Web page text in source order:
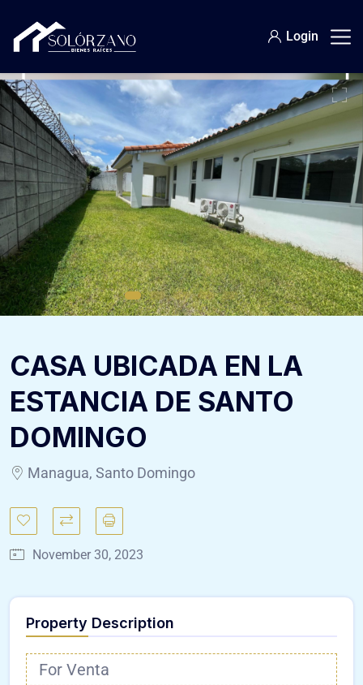
Login
CASA UBICADA EN LA
ESTANCIA DE SANTO
DOMINGO
Managua, Santo Domingo
November 30, 2023
Property Description
For Venta